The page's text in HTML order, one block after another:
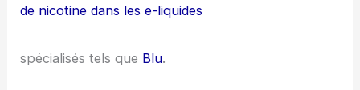
de nicotine dans les e-liquides
spécialisés tels que Blu.